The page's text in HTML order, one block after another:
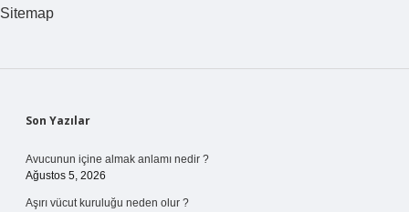
Sitemap
Sidebar
Son Yazılar
Avucunun içine almak anlamı nedir ?
Ağustos 5, 2026
Aşırı vücut kuruluğu neden olur ?